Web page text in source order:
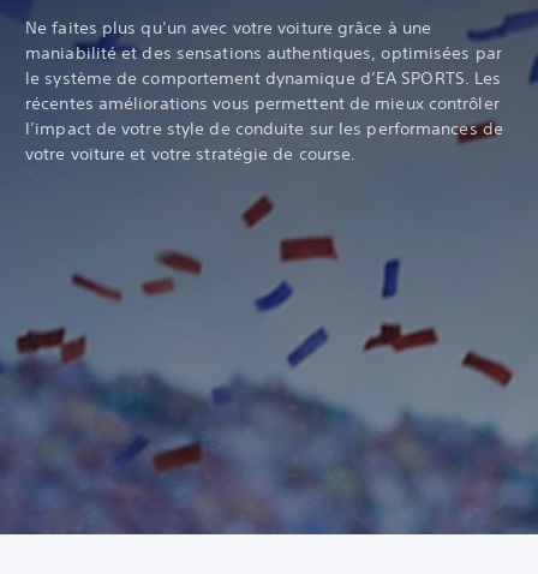
Ne faites plus qu’un avec votre voiture grâce à une
maniabilité et des sensations authentiques, optimisées par
le système de comportement dynamique d’EA SPORTS. Les
récentes améliorations vous permettent de mieux contrôler
l’impact de votre style de conduite sur les performances de
votre voiture et votre stratégie de course.